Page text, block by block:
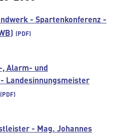
- Spartenkonferenz -
Alarm- und
Landesinnungsmeister
- Mag. Johannes